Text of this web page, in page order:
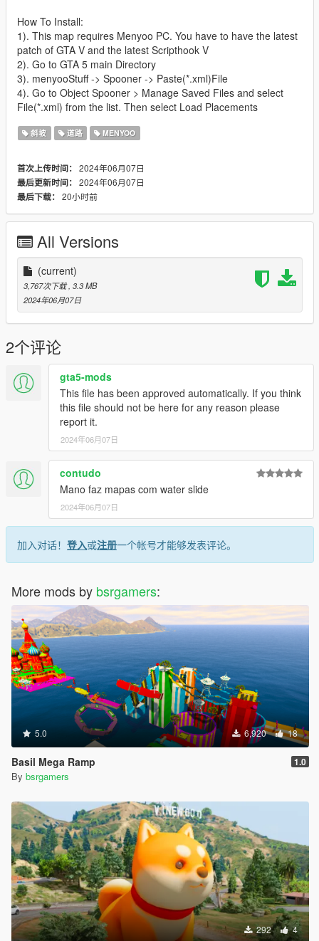
How To Install:
1). This map requires Menyoo PC. You have to have the latest
patch of GTA V and the latest Scripthook V
2). Go to GTA 5 main Directory
3). menyooStuff -> Spooner -> Paste(*.xml)File
4). Go to Object Spooner > Manage Saved Files and select
File(*.xml) from the list. Then select Load Placements
斜坡 道路 MENYOO
首次上传时间： 2024年06月07日
最后更新时间： 2024年06月07日
最后下载： 20小时前
All Versions
(current)
3,767次下载 , 3.3 MB
2024年06月07日
2个评论
gta5-mods
This file has been approved automatically. If you think
this file should not be here for any reason please
report it.
2024年06月07日
contudo
Mano faz mapas com water slide
2024年06月07日
加入对话！ 登入或注册一个帐号才能够发表评论。
More mods by bsrgamers:
5.0 6,920 18
Basil Mega Ramp 1.0
By bsrgamers
292 4